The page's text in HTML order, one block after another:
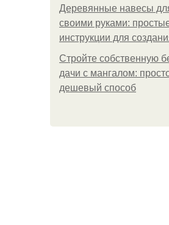
Деревянные навесы
своими руками:
инструкции для
Стройте собственную
дачи с мангалом:
дешевый способ